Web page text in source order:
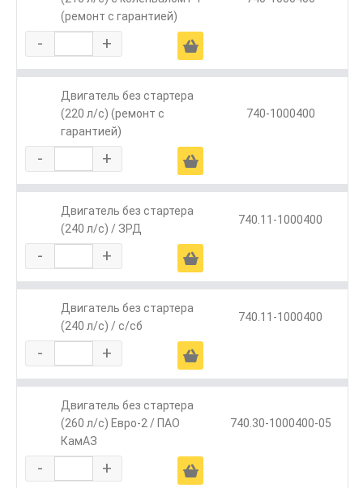
(ремонт с гарантией)
- + Ä
Двигатель без стартера
(220 л/с) (ремонт с
гарантией)
740-1000400
- + Ä
Двигатель без стартера
(240 л/с) / ЗРД
740.11-1000400
- + Ä
Двигатель без стартера
(240 л/с) / с/сб
740.11-1000400
- + Ä
Двигатель без стартера
(260 л/с) Евро-2 / ПАО
КамАЗ
740.30-1000400-05
- + Ä